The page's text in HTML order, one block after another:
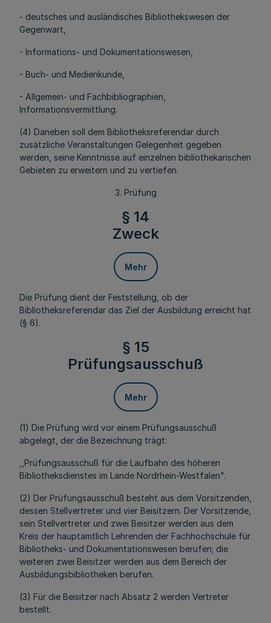
- deutsches und ausländisches Bibliothekswesen der
Gegenwart,
- Informations- und Dokumentationswesen,
- Buch- und Medienkunde,
- Allgemein- und Fachbibliographien,
Informationsvermittlung.
(4) Daneben soll dem Bibliotheksreferendar durch
zusätzliche Veranstaltungen Gelegenheit gegeben
werden, seine Kenntnisse auf einzelnen bibliothekarischen
Gebieten zu erweitern und zu vertiefen.
3. Prüfung
§ 14
Zweck
Mehr
Die Prüfung dient der Feststellung, ob der
Bibliotheksreferendar das Ziel der Ausbildung erreicht hat
(§ 6).
§ 15
Prüfungsausschuß
Mehr
(1) Die Prüfung wird vor einem Prüfungsausschuß
abgelegt, der die Bezeichnung trägt:
,,Prüfungsausschuß für die Laufbahn des höheren
Bibliotheksdienstes im Lande Nordrhein-Westfalen".
(2) Der Prüfungsausschuß besteht aus dem Vorsitzenden,
dessen Stellvertreter und vier Beisitzern. Der Vorsitzende,
sein Stellvertreter und zwei Beisitzer werden aus dem
Kreis der hauptamtlich Lehrenden der Fachhochschule für
Bibliotheks- und Dokumentationswesen berufen; die
weiteren zwei Beisitzer werden aus dem Bereich der
Ausbildungsbibliotheken berufen.
(3) Für die Beisitzer nach Absatz 2 werden Vertreter
bestellt.